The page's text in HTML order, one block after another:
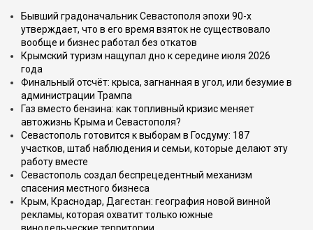
Бывший градоначальник Севастополя эпохи 90-х
утверждает, что в его время взяток не существовало
вообще и бизнес работал без откатов
Крымский туризм нащупал дно к середине июля 2026
года
Финальный отсчёт: крыса, загнанная в угол, или безумие в
администрации Трампа
Газ вместо бензина: как топливный кризис меняет
автожизнь Крыма и Севастополя?
Севастополь готовится к выборам в Госдуму: 187
участков, штаб наблюдения и семьи, которые делают эту
работу вместе
Севастополь создал беспрецедентный механизм
спасения местного бизнеса
Крым, Краснодар, Дагестан: география новой винной
рекламы, которая охватит только южные